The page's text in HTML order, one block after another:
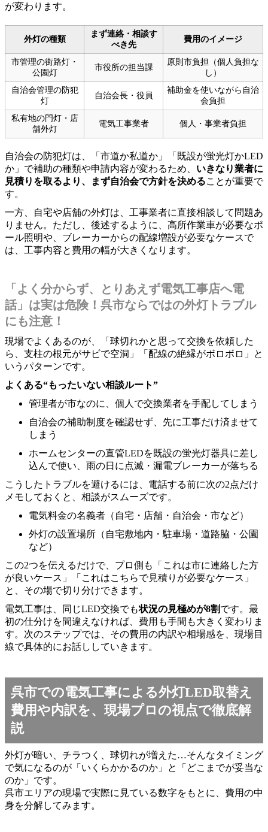
が変わります。
外灯の種類
まず連絡・相談す
べき先
費用のイメージ
市管理の街路灯・
公園灯
市役所の担当課
原則市負担（個人負担な
し）
自治会管理の防犯
灯
自治会長・役員
補助金を使いながら自治
会負担
私有地の門灯・店
舗外灯
電気工事業者 個人・事業者負担
自治会の防犯灯は、「市道か私道か」「既設が蛍光灯かLED
か」で補助の種類や申請内容が変わるため、 いきなり業者に
見積りを取るより、まず自治会で方針を決めることが重要で
す。
一方、自宅や店舗の外灯は、工事業者に直接相談して問題あ
りません。ただし、後述するように、高所作業車が必要なポ
ール照明や、ブレーカーからの配線増設が必要なケースで
は、工事内容と費用の幅が大きくなります。
「よく分からず、とりあえず電気工事店へ電
話」は実は危険！呉市ならではの外灯トラブル
にも注意！
現場でよくあるのが、「球切れかと思って交換を依頼した
ら、支柱の根元がサビで空洞」「配線の絶縁がボロボロ」と
いうパターンです。
よくある“もったいない相談ルート”
管理者が市なのに、個人で交換業者を手配してしまう
自治会の補助制度を確認せず、先に工事だけ済ませて
しまう
ホームセンターの直管LEDを既設の蛍光灯器具に差し
込んで使い、雨の日に点滅・漏電ブレーカーが落ちる
こうしたトラブルを避けるには、電話する前に次の2点だけ
メモしておくと、相談がスムーズです。
電気料金の名義者（自宅・店舗・自治会・市など）
外灯の設置場所（自宅敷地内・駐車場・道路脇・公園
など）
この2つを伝えるだけで、プロ側も「これは市に連絡した方
が良いケース」「これはこちらで見積りが必要なケース」
と、その場で切り分けできます。
電気工事は、同じLED交換でも状況の見極めが8割です。最
初の仕分けを間違えなければ、費用も手間も大きく変わりま
す。次のステップでは、その費用の内訳や相場感を、現場目
線で具体的にお話ししていきます。
呉市での電気工事による外灯LED取替え
費用や内訳を、現場プロの視点で徹底解
説
外灯が暗い、チラつく、球切れが増えた…そんなタイミング
で気になるのが「いくらかかるのか」と「どこまでが妥当な
のか」です。
呉市エリアの現場で実際に見ている数字をもとに、費用の中
身を分解してみます。